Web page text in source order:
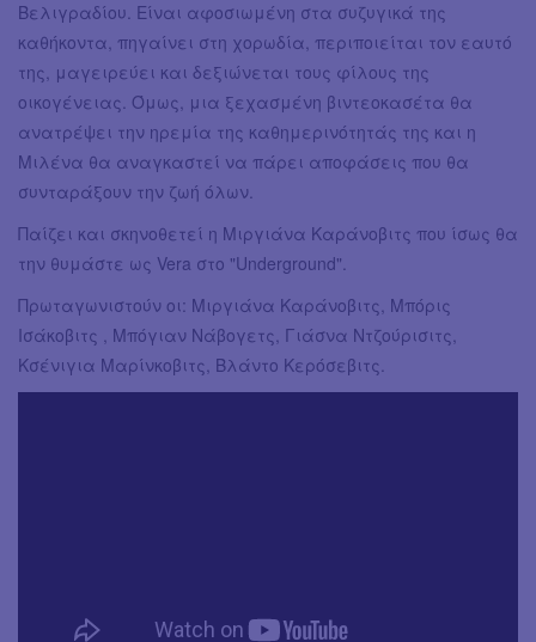
Βελιγραδίου. Είναι αφοσιωμένη στα συζυγικά της
καθήκοντα, πηγαίνει στη χορωδία, περιποιείται τον εαυτό
της, μαγειρεύει και δεξιώνεται τους φίλους της
οικογένειας. Όμως, μια ξεχασμένη βιντεοκασέτα θα
ανατρέψει την ηρεμία της καθημερινότητάς της και η
Μιλένα θα αναγκαστεί να πάρει αποφάσεις που θα
συνταράξουν την ζωή όλων.
Παίζει και σκηνοθετεί η Μιργιάνα Καράνοβιτς που ίσως θα
την θυμάστε ως Vera στο "Underground".
Πρωταγωνιστούν οι: Μιργιάνα Καράνοβιτς, Μπόρις
Ισάκοβιτς , Μπόγιαν Νάβογετς, Γιάσνα Ντζούρισιτς,
Κσένιγια Μαρίνκοβιτς, Βλάντο Κερόσεβιτς.